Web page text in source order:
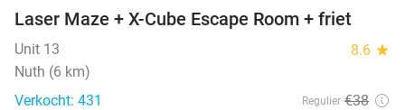
39%
Laser Maze + X-Cube Escape Room + friet
Unit 13 8.6 star
Nuth (6 km)
Verkocht: 431
Regulier €38